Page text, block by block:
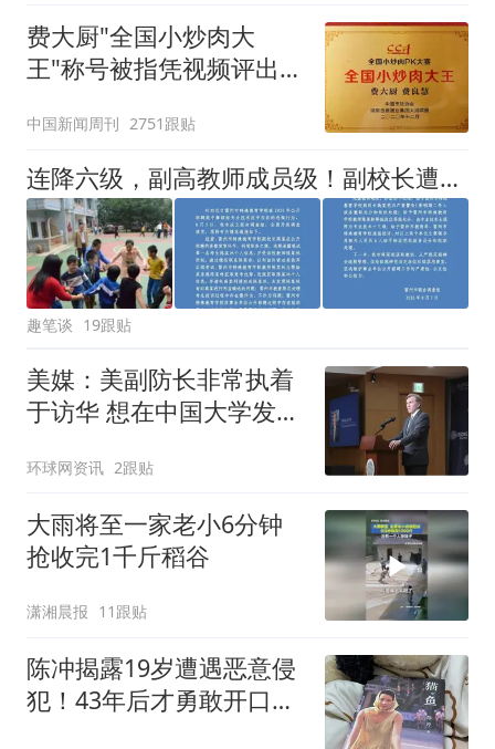
费大厨"全国小炒肉大
王"称号被指凭视频评出
中国新闻周刊 2751跟贴
连降六级，副高教师成员级！副校长遭撤职！雷州特教处理结果来了
趣笔谈 19跟贴
美媒：美副防长非常执着
于访华 想在中国大学发表
环球网资讯 2跟贴
大雨将至一家老小6分钟
抢收完1千斤稻谷
潇湘晨报 11跟贴
陈冲揭露19岁遭遇恶意侵
犯！43年后才勇敢开口，